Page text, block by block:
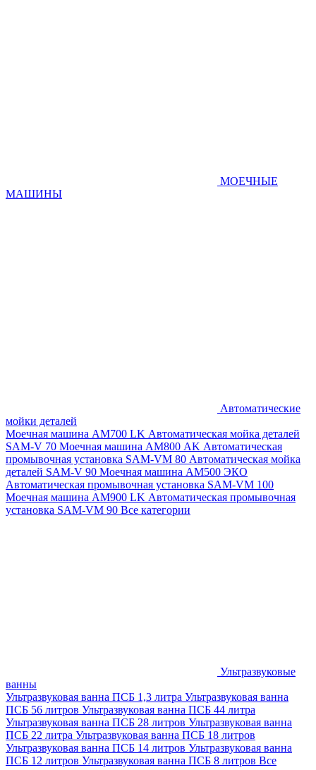
МОЕЧНЫЕ
МАШИНЫ
Автоматические
мойки деталей
Моечная машина AM700 LK Автоматическая мойка деталей
SAM-V 70 Моечная машина АМ800 AK Автоматическая
промывочная установка SAM-VM 80 Автоматическая мойка
деталей SAM-V 90 Моечная машина АМ500 ЭКО
Автоматическая промывочная установка SAM-VM 100
Моечная машина AM900 LK Автоматическая промывочная
установка SAM-VM 90 Все категории
Ультразвуковые
ванны
Ультразвуковая ванна ПСБ 1,3 литра Ультразвуковая ванна
ПСБ 56 литров Ультразвуковая ванна ПСБ 44 литра
Ультразвуковая ванна ПСБ 28 литров Ультразвуковая ванна
ПСБ 22 литра Ультразвуковая ванна ПСБ 18 литров
Ультразвуковая ванна ПСБ 14 литров Ультразвуковая ванна
ПСБ 12 литров Ультразвуковая ванна ПСБ 8 литров Все